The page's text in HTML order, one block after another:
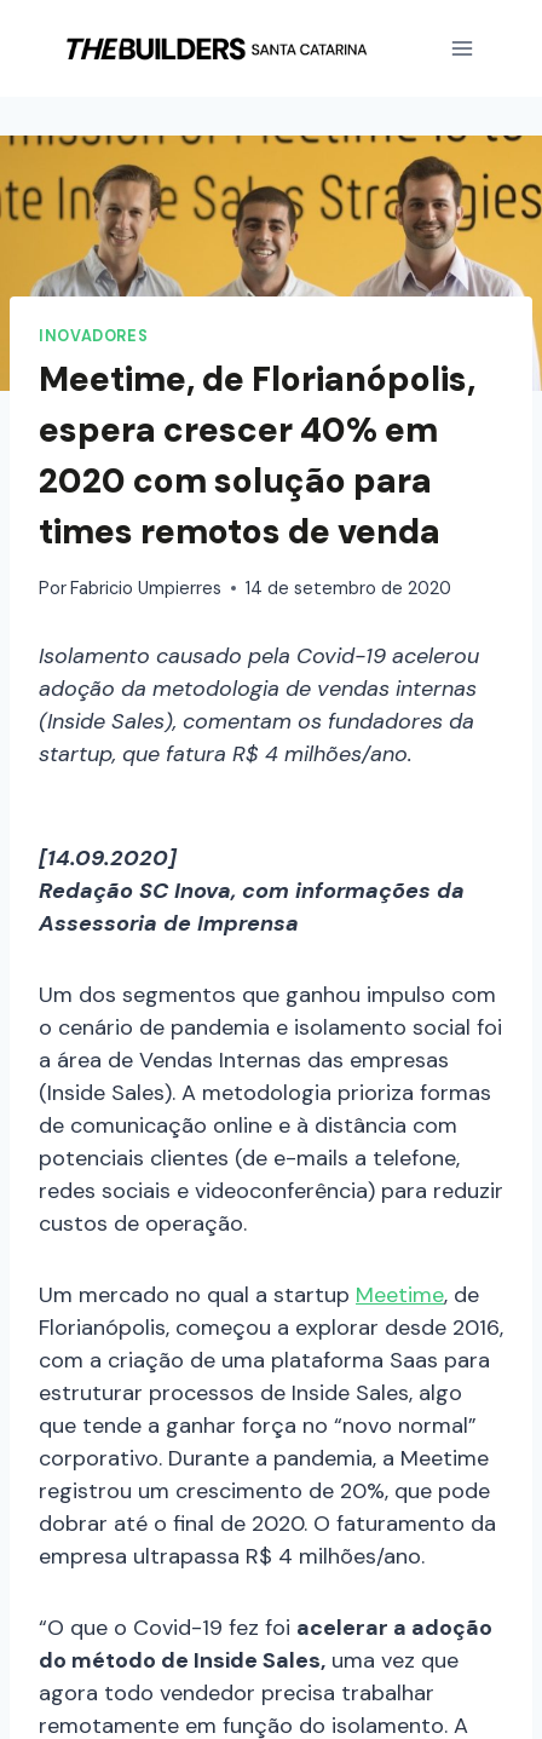
INOVADORES
Meetime, de Florianópolis,
espera crescer 40% em
2020 com solução para
times remotos de venda
PorFabricio Umpierres 14 de setembro de 2020
Isolamento causado pela Covid-19 acelerou
adoção da metodologia de vendas internas
(Inside Sales), comentam os fundadores da
startup, que fatura R$ 4 milhões/ano.
[14.09.2020]
Redação SC Inova, com informações da
Assessoria de Imprensa
Um dos segmentos que ganhou impulso com
o cenário de pandemia e isolamento social foi
a área de Vendas Internas das empresas
(Inside Sales). A metodologia prioriza formas
de comunicação online e à distância com
potenciais clientes (de e-mails a telefone,
redes sociais e videoconferência) para reduzir
custos de operação.
Um mercado no qual a startup Meetime, de
Florianópolis, começou a explorar desde 2016,
com a criação de uma plataforma Saas para
estruturar processos de Inside Sales, algo
que tende a ganhar força no “novo normal”
corporativo. Durante a pandemia, a Meetime
registrou um crescimento de 20%, que pode
dobrar até o final de 2020. O faturamento da
empresa ultrapassa R$ 4 milhões/ano.
“O que o Covid-19 fez foi acelerar a adoção
do método de Inside Sales, uma vez que
agora todo vendedor precisa trabalhar
remotamente em função do isolamento. A